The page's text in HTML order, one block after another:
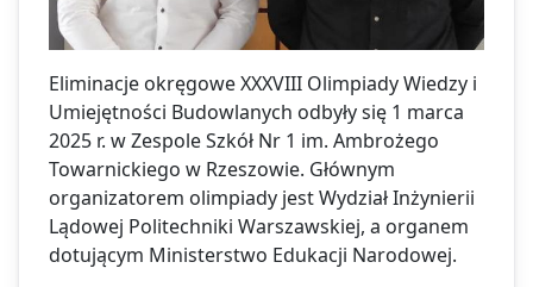
Eliminacje okręgowe XXXVIII Olimpiady Wiedzy i
Umiejętności Budowlanych odbyły się 1 marca
2025 r. w Zespole Szkół Nr 1 im. Ambrożego
Towarnickiego w Rzeszowie. Głównym
organizatorem olimpiady jest Wydział Inżynierii
Lądowej Politechniki Warszawskiej, a organem
dotującym Ministerstwo Edukacji Narodowej.